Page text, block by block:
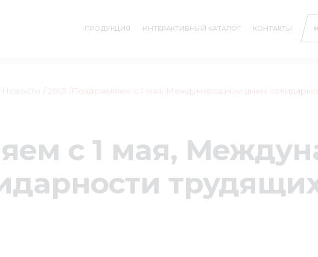
ПРОДУКЦИЯ ИНТЕРАКТИВНЫЙ КАТАЛОГ КОНТАКТЫ
Новости / 2013 /Поздравляем с 1 мая, Международным днем
с 1 мая,